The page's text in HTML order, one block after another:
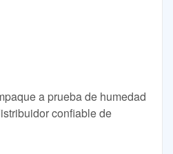
a prueba de humedad
confiable de